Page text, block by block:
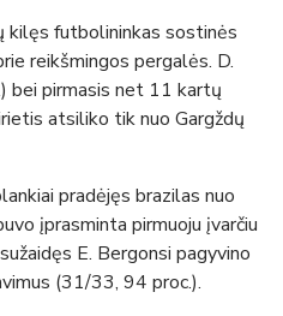
kilęs futbolininkas sostinės
reikšmingos pergalės. D.
bei pirmasis net 11 kartų
atsiliko tik nuo Gargždų
pradėjęs brazilas nuo
įprasminta pirmuoju įvarčiu
E. Bergonsi pagyvino
(31/33, 94 proc.).